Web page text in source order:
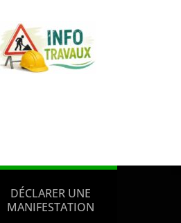
DÉCLARER UNE
MANIFESTATION